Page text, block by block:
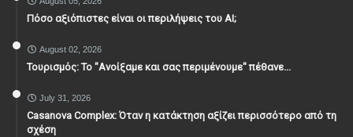
Πόσο αξιόπιστες είναι οι περιλήψεις του ΑΙ;
August 02, 2026
Τουρισμός: Το "Ανοίξαμε και σας περιμένουμε" πέθανε...
July 31, 2026
Casanova Complex: Όταν η κατάκτηση αξίζει περισσότερο από τη
σχέση